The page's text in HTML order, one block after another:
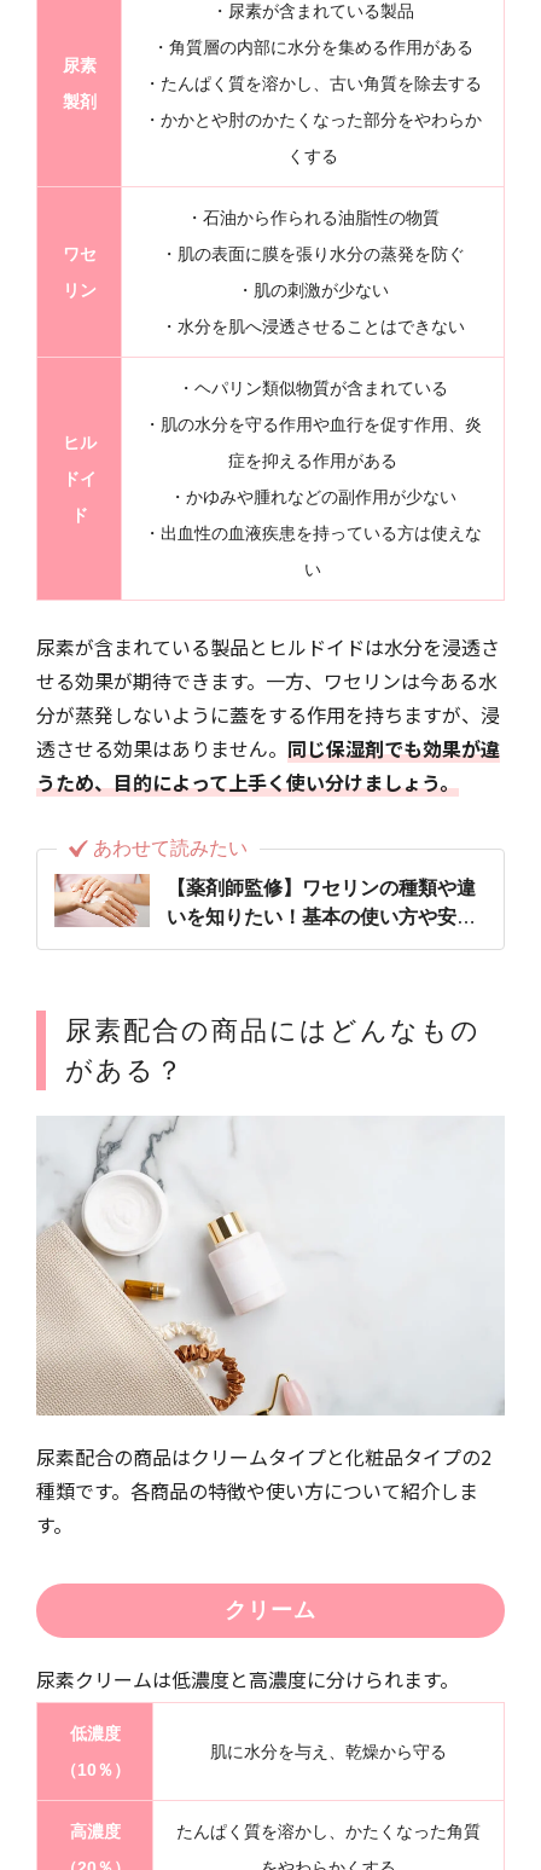
尿素
製剤
・尿素が含まれている製品
・角質層の内部に水分を集める作用がある
・たんぱく質を溶かし、古い角質を除去する
・かかとや肘のかたくなった部分をやわらか
くする
ワセ
リン
・石油から作られる油脂性の物質
・肌の表面に膜を張り水分の蒸発を防ぐ
・肌の刺激が少ない
・水分を肌へ浸透させることはできない
ヒル
ドイ
ド
・ヘパリン類似物質が含まれている
・肌の水分を守る作用や血行を促す作用、炎
症を抑える作用がある
・かゆみや腫れなどの副作用が少ない
・出血性の血液疾患を持っている方は使えな
い
尿素が含まれている製品とヒルドイドは水分を浸透さ
せる効果が期待できます。一方、ワセリンは今ある水
分が蒸発しないように蓋をする作用を持ちますが、浸
透させる効果はありません。 同じ保湿剤でも効果が違
うため、目的によって上手く使い分けましょう。
あわせて読みたい
【薬剤師監修】ワセリンの種類や違
いを知りたい！基本の使い方や安全
性についても解説
尿素配合の商品にはどんなもの
がある？
尿素配合の商品はクリームタイプと化粧品タイプの2
種類です。各商品の特徴や使い方について紹介しま
す。
クリーム
尿素クリームは低濃度と高濃度に分けられます。
低濃度
（10％）
肌に水分を与え、乾燥から守る
高濃度
たんぱく質を溶かし、かたくなった角質